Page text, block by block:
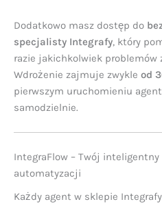
Dodatkowo masz dostęp do
specjalisty Integrafy, który
razie jakichkolwiek problemów
Wdrożenie zajmuje zwykle od
pierwszym uruchomieniu agent
samodzielnie.
IntegraFlow – Twój
automatyzacji
Każdy agent w sklepie